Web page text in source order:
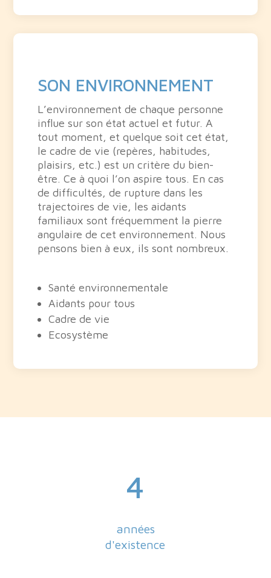
SON ENVIRONNEMENT
L’environnement de chaque personne
influe sur son état actuel et futur. A
tout moment, et quelque soit cet état,
le cadre de vie (repères, habitudes,
plaisirs, etc.) est un critère du bien-
être. Ce à quoi l’on aspire tous. En cas
de difficultés, de rupture dans les
trajectoires de vie, les aidants
familiaux sont fréquemment la pierre
angulaire de cet environnement. Nous
pensons bien à eux, ils sont nombreux.
Santé environnementale
Aidants pour tous
Cadre de vie
Ecosystème
4
années
d'existence